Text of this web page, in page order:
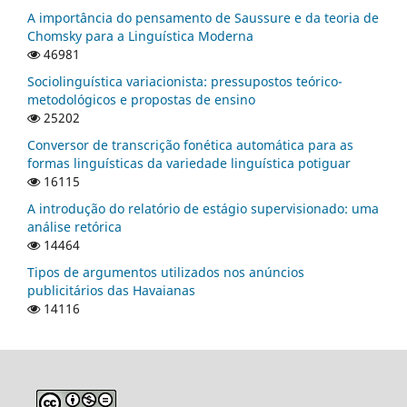
A importância do pensamento de Saussure e da teoria de
Chomsky para a Linguística Moderna
46981
Sociolinguística variacionista: pressupostos teórico-
metodológicos e propostas de ensino
25202
Conversor de transcrição fonética automática para as
formas linguísticas da variedade linguística potiguar
16115
A introdução do relatório de estágio supervisionado: uma
análise retórica
14464
Tipos de argumentos utilizados nos anúncios
publicitários das Havaianas
14116